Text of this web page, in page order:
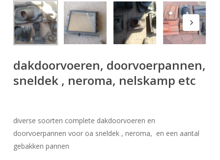
dakdoorvoeren, doorvoerpannen,
sneldek , neroma, nelskamp etc
diverse soorten complete dakdoorvoeren en
doorvoerpannen voor oa sneldek , neroma, en een aantal
gebakken pannen